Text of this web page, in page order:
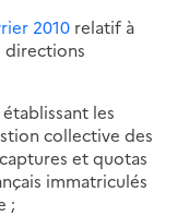
2010 relatif à
directions
les
collective des
et quotas
immatriculés
;